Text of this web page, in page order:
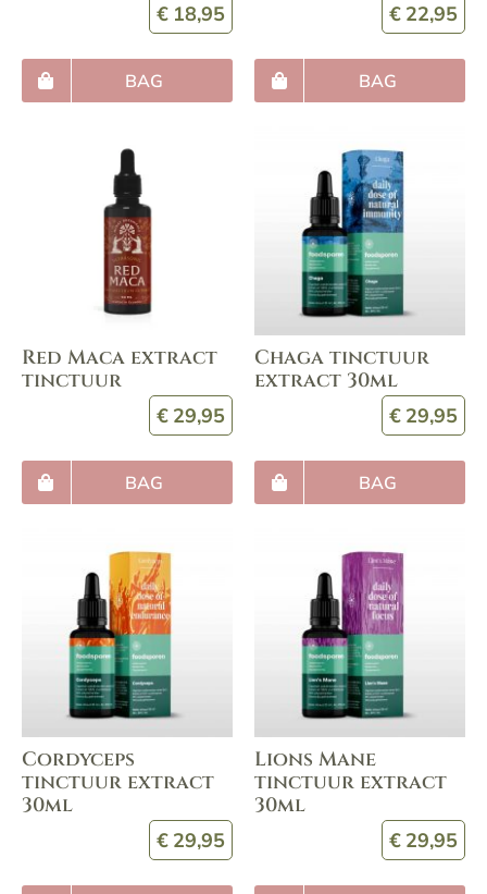
€ 18,95
BAG
€ 22,95
BAG
Red Maca extract
tinctuur
€ 29,95
BAG
Chaga tinctuur
extract 30ml
€ 29,95
BAG
Cordyceps
tinctuur extract
30ml
€ 29,95
Lions Mane
tinctuur extract
30ml
€ 29,95